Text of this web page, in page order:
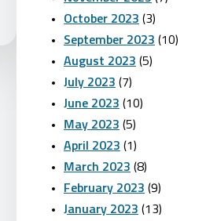
October 2023 (3)
September 2023 (10)
August 2023 (5)
July 2023 (7)
June 2023 (10)
May 2023 (5)
April 2023 (1)
March 2023 (8)
February 2023 (9)
January 2023 (13)